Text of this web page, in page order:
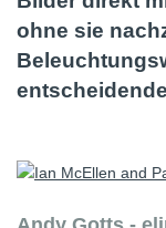
ohne sie